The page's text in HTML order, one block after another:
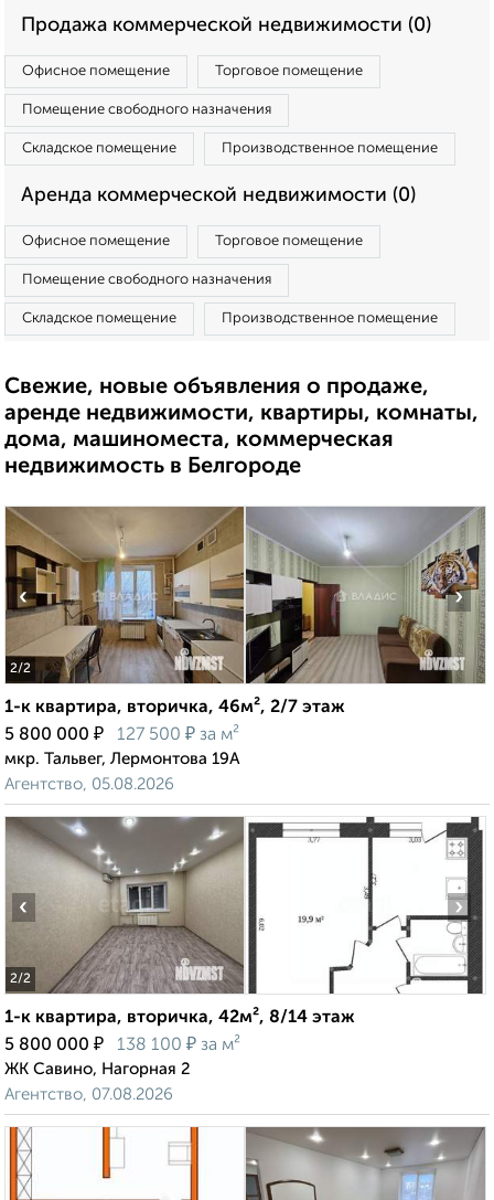
Продажа коммерческой недвижимости (0)
Офисное помещение Торговое помещение
Помещение свободного назначения
Складское помещение Производственное помещение
Аренда коммерческой недвижимости (0)
Офисное помещение Торговое помещение
Помещение свободного назначения
Складское помещение Производственное помещение
Свежие, новые объявления о продаже,
аренде недвижимости, квартиры, комнаты,
дома, машиноместа, коммерческая
недвижимость в Белгороде
2/2
‹ ›
1-к квартира, вторичка, 46м², 2/7 этаж
5 800 000 ₽ 127 500 ₽ за м²
мкр. Тальвег, Лермонтова 19А
Агентство, 05.08.2026
2/2
‹ ›
1-к квартира, вторичка, 42м², 8/14 этаж
5 800 000 ₽ 138 100 ₽ за м²
ЖК Савино, Нагорная 2
Агентство, 07.08.2026